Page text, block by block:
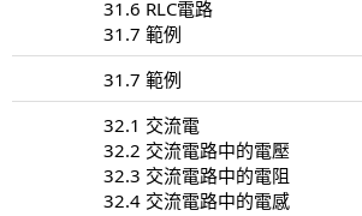
31.6 RLC電路
31.7 範例
31.7 範例
32.1 交流電
32.2 交流電路中的電壓
32.3 交流電路中的電阻
32.4 交流電路中的電感